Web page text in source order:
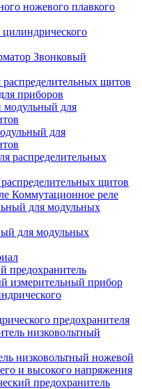
ножевого плавкого
Звонковый
щитов
приборов
для
щитов
Коммутационное реле
для модульных
измерительный прибор
предохранителя
низковольтный ножевой
и высокого напряжения
предохранитель